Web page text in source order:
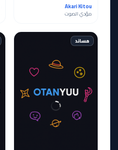
Akari Kitou
مؤدي الصوت
مساند